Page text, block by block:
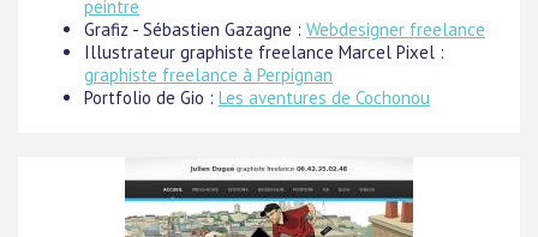
peintre
Grafiz - Sébastien Gazagne : Webdesigner freelance
Illustrateur graphiste freelance Marcel Pixel :
graphiste freelance à Perpignan
Portfolio de Gio : Les aventures de Cochonou